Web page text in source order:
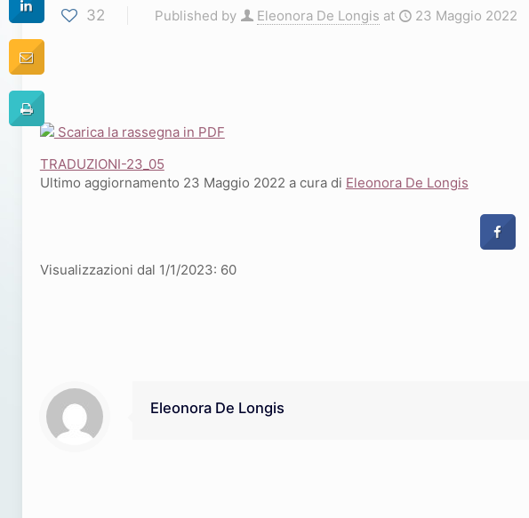
32 Published by Eleonora De Longis at 23 Maggio 2022
Scarica la rassegna in PDF
TRADUZIONI-23_05
Ultimo aggiornamento 23 Maggio 2022 a cura di Eleonora De Longis
Visualizzazioni dal 1/1/2023: 60
Eleonora De Longis